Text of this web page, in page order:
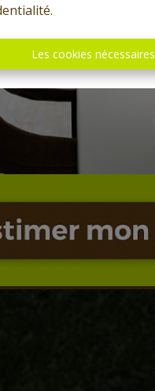
.
Les cookies nécessaires